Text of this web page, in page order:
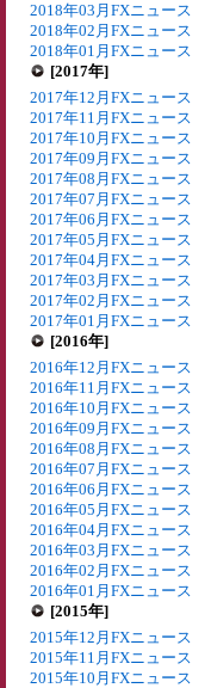
2018年03月FXニュース
2018年02月FXニュース
2018年01月FXニュース
[2017年]
2017年12月FXニュース
2017年11月FXニュース
2017年10月FXニュース
2017年09月FXニュース
2017年08月FXニュース
2017年07月FXニュース
2017年06月FXニュース
2017年05月FXニュース
2017年04月FXニュース
2017年03月FXニュース
2017年02月FXニュース
2017年01月FXニュース
[2016年]
2016年12月FXニュース
2016年11月FXニュース
2016年10月FXニュース
2016年09月FXニュース
2016年08月FXニュース
2016年07月FXニュース
2016年06月FXニュース
2016年05月FXニュース
2016年04月FXニュース
2016年03月FXニュース
2016年02月FXニュース
2016年01月FXニュース
[2015年]
2015年12月FXニュース
2015年11月FXニュース
2015年10月FXニュース